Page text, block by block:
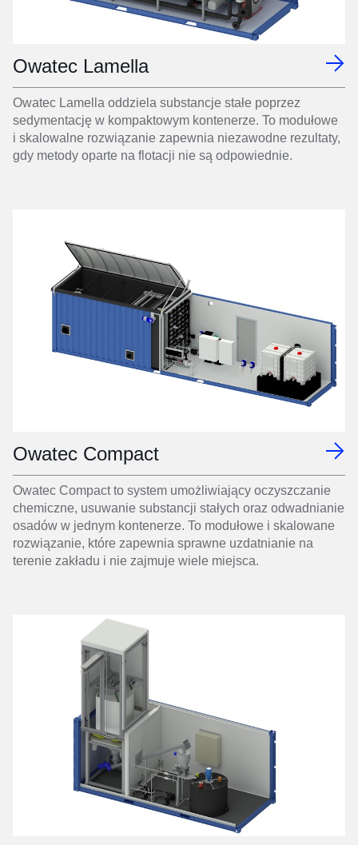
Owatec Lamella
Owatec Lamella oddziela substancje stałe poprzez
sedymentację w kompaktowym kontenerze. To modułowe
i skalowalne rozwiązanie zapewnia niezawodne rezultaty,
gdy metody oparte na flotacji nie są odpowiednie.
Owatec Compact
Owatec Compact to system umożliwiający oczyszczanie
chemiczne, usuwanie substancji stałych oraz odwadnianie
osadów w jednym kontenerze. To modułowe i skalowane
rozwiązanie, które zapewnia sprawne uzdatnianie na
terenie zakładu i nie zajmuje wiele miejsca.